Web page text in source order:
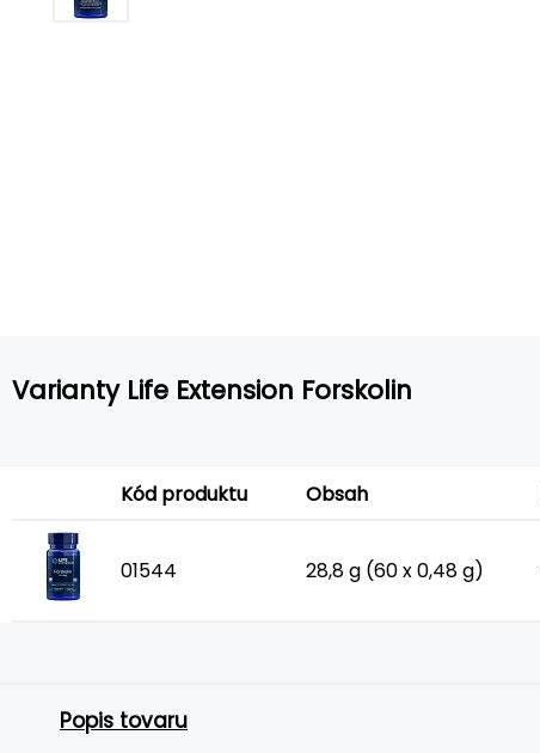
Varianty Life Extension Forskolin
Kód produktu Obsah
01544 28,8 g (60 x 0,48 g)
Popis tovaru